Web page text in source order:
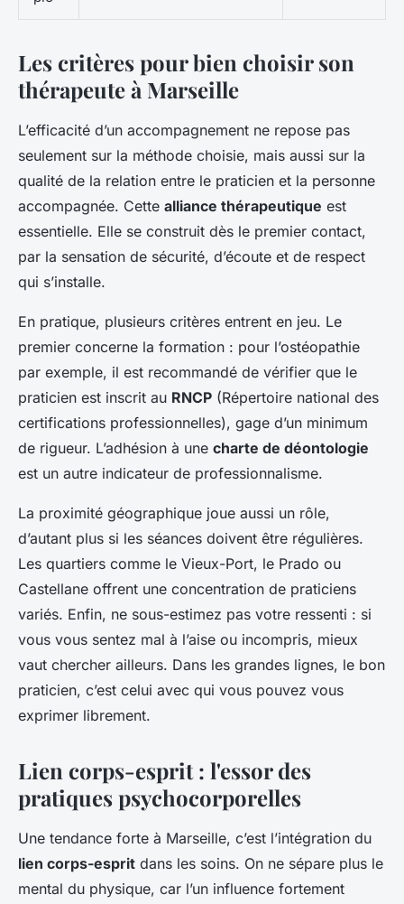
Les critères pour bien choisir son
thérapeute à Marseille
L’efficacité d’un accompagnement ne repose pas
seulement sur la méthode choisie, mais aussi sur la
qualité de la relation entre le praticien et la personne
accompagnée. Cette alliance thérapeutique est
essentielle. Elle se construit dès le premier contact,
par la sensation de sécurité, d’écoute et de respect
qui s’installe.
En pratique, plusieurs critères entrent en jeu. Le
premier concerne la formation : pour l’ostéopathie
par exemple, il est recommandé de vérifier que le
praticien est inscrit au RNCP (Répertoire national des
certifications professionnelles), gage d’un minimum
de rigueur. L’adhésion à une charte de déontologie
est un autre indicateur de professionnalisme.
La proximité géographique joue aussi un rôle,
d’autant plus si les séances doivent être régulières.
Les quartiers comme le Vieux-Port, le Prado ou
Castellane offrent une concentration de praticiens
variés. Enfin, ne sous-estimez pas votre ressenti : si
vous vous sentez mal à l’aise ou incompris, mieux
vaut chercher ailleurs. Dans les grandes lignes, le bon
praticien, c’est celui avec qui vous pouvez vous
exprimer librement.
Lien corps-esprit : l'essor des
pratiques psychocorporelles
Une tendance forte à Marseille, c’est l’intégration du
lien corps-esprit dans les soins. On ne sépare plus le
mental du physique, car l’un influence fortement